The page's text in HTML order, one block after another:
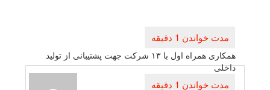
راهبری
نوشته
همكاری همراه اول با ۱۳ شركت جهت پشتیبانی از تولید
داخلی